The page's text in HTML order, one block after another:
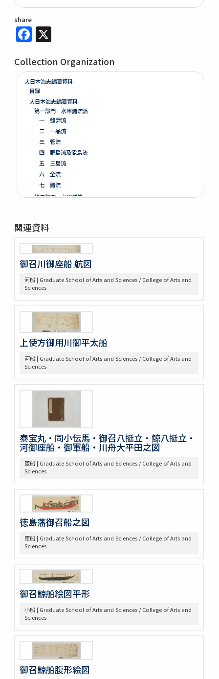
share
Facebook
Collection Organization
大日本海志編纂資料
目録
大日本海志編纂資料
第一部門 水軍諸流派
一 盤尹流
二 一品流
三 管流
四 野島流及能島流
五 三島流
六 全流
七 諸流
第二部門 水軍雑纂
二 造船
三 洋式船
第四部門 外交・海防
一 外交
二 海防
三 漂流
一 軍記
二 史書
第六部門 地誌
第七部門 絵画・図巻
一 秘伝書
二 図面
小船
河船
洋式船
三 絵図
第八部門 雑
二 陸戦
三 陰陽道等
参考資料
二 駒場図書館蔵書
関連資料
御召川御座船 航図
河船 | Graduate School of Arts and Sciences / College of Arts and
Sciences
上使方御用川御平太船
河船 | Graduate School of Arts and Sciences / College of Arts and
Sciences
泰宝丸・同小伝馬・御召八挺立・鯨八挺立・
河御座船・御軍船・川舟大平田之図
軍船 | Graduate School of Arts and Sciences / College of Arts and
Sciences
徳島藩御召船之図
軍船 | Graduate School of Arts and Sciences / College of Arts and
Sciences
御召鯨船絵図平形
小船 | Graduate School of Arts and Sciences / College of Arts and
Sciences
御召鯨船腹形絵図